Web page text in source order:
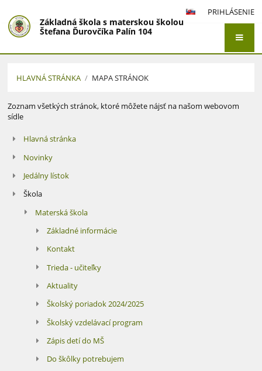
PRIHLÁSENIE
Základná škola s materskou školou
Štefana Ďurovčíka Palín 104
HLAVNÁ STRÁNKA / MAPA STRÁNOK
Mapa
stránok
Zoznam všetkých stránok, ktoré môžete nájsť na našom webovom
sídle
Hlavná stránka
Novinky
Jedálny lístok
Škola
Materská škola
Základné informácie
Kontakt
Trieda - učiteľky
Aktuality
Školský poriadok 2024/2025
Školský vzdelávací program
Zápis detí do MŠ
Do škôlky potrebujem